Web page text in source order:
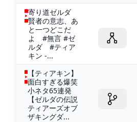
寄り道ゼルダ
賢者の意志、あ
と一つどこだ
よ #無言 #ゼ
ルダ #ティア
キン -...
【ティアキン】
面白すぎる爆笑
小ネタ65連発
【ゼルダの伝説
ティアーズオブ
ザキングダ...